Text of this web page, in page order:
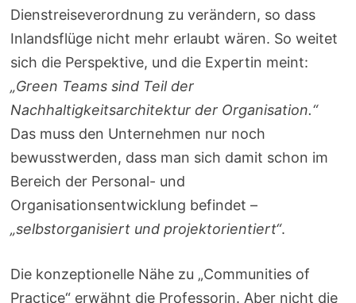
Dienstreiseverordnung zu verändern, so dass
Inlandsflüge nicht mehr erlaubt wären. So weitet
sich die Perspektive, und die Expertin meint:
„Green Teams sind Teil der
Nachhaltigkeitsarchitektur der Organisation.“
Das muss den Unternehmen nur noch
bewusstwerden, dass man sich damit schon im
Bereich der Personal- und
Organisationsentwicklung befindet –
„selbstorganisiert und projektorientiert“.
Die konzeptionelle Nähe zu „Communities of
Practice“ erwähnt die Professorin. Aber nicht die